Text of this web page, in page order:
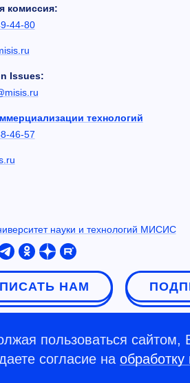
комиссия:
44-80
Issues:
технологий
46-57
науки и технологий МИСИС
НАМ
пользоваться сайтом,
согласие на